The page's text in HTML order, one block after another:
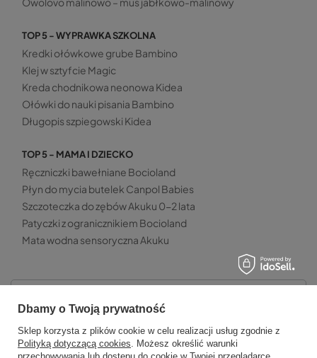
TOP 5 - WYPRAWKA SZKOLNA
Kredki ołówkowe grube Bambino
Klej w sztyfcie Magic
Kreda chodnikowa neonowa Kidea
Ołówki do nauki pisania Bambino
Długopis szpiegowski Kidea
TOP 5 - MAMA I DZIECKO
Ręczniczki bawełniane Bocioland
Płyn do mycia butelek Canpol Babies
Szczoteczka do zębów Akuku 0-2 lata
Patyczki z ogranicznikiem Bocioland
Mata wodna sensoryczna Akuku
Zamówienia
Status zamówienia
Śledzenie przesyłki
Dbamy o Twoją prywatność
Sklep korzysta z plików cookie w celu realizacji usług zgodnie z
Polityką dotyczącą cookies. Możesz określić warunki